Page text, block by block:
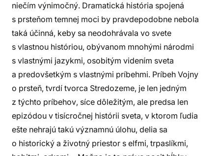
niečím výnimočný. Dramatická história spojená
s prsteňom temnej moci by pravdepodobne nebola
taká účinná, keby sa neodohrávala vo svete
s vlastnou históriou, obývanom mnohými národmi
s vlastnými jazykmi, osobitým videním sveta
a predovšetkým s vlastnými príbehmi. Príbeh Vojny
o prsteň, tvrdí tvorca Stredozeme, je len jedným
z týchto príbehov, síce dôležitým, ale predsa len
epizódou v tisícročnej histórii sveta, v ktorom ľudia
ešte nehrajú takú významnú úlohu, delia sa
o historický a životný priestor s elfmi, trpaslíkmi,